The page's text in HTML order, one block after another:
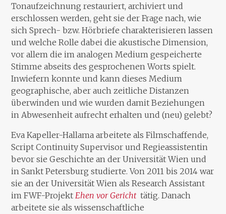
Tonaufzeichnung restauriert, archiviert und
erschlossen werden, geht sie der Frage nach, wie
sich Sprech- bzw. Hörbriefe charakterisieren lassen
und welche Rolle dabei die akustische Dimension,
vor allem die im analogen Medium gespeicherte
Stimme abseits des gesprochenen Worts spielt.
Inwiefern konnte und kann dieses Medium
geographische, aber auch zeitliche Distanzen
überwinden und wie wurden damit Beziehungen
in Abwesenheit aufrecht erhalten und (neu) gelebt?
Eva Kapeller-Hallama arbeitete als Filmschaffende,
Script Continuity Supervisor und Regieassistentin
bevor sie Geschichte an der Universität Wien und
in Sankt Petersburg studierte. Von 2011 bis 2014 war
sie an der Universität Wien als Research Assistant
im FWF-ProjektEhen vor Gericht tätig. Danach
arbeitete sie als wissenschaftliche